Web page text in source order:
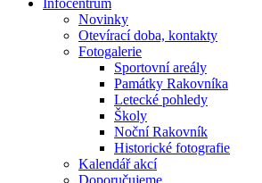
Infocentrum
Novinky
Otevírací doba, kontakty
Fotogalerie
Sportovní areály
Památky Rakovníka
Letecké pohledy
Školy
Noční Rakovník
Historické fotografie
Kalendář akcí
Doporučujeme